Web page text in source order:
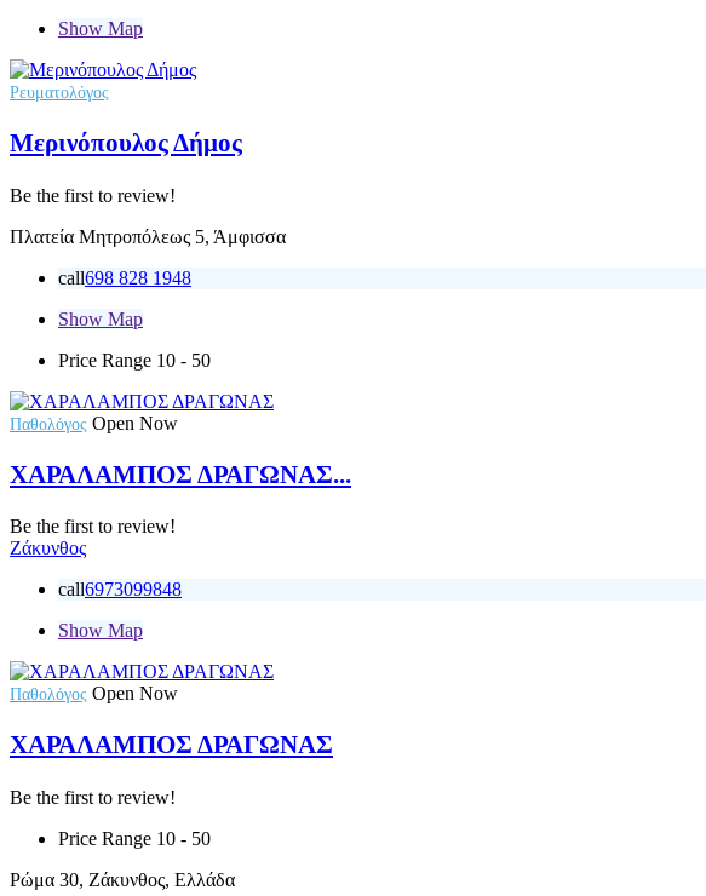
Show Map
Ρευματολόγος
Μερινόπουλος Δήμος
Be the first to review!
Πλατεία Μητροπόλεως 5, Άμφισσα
call698 828 1948
Show Map
Price Range 10 - 50
Παθολόγος Open Now
ΧΑΡΑΛΑΜΠΟΣ ΔΡΑΓΩΝΑΣ...
Be the first to review!
Ζάκυνθος
call6973099848
Show Map
Παθολόγος Open Now
ΧΑΡΑΛΑΜΠΟΣ ΔΡΑΓΩΝΑΣ
Be the first to review!
Price Range 10 - 50
Ρώμα 30, Ζάκυνθος, Ελλάδα